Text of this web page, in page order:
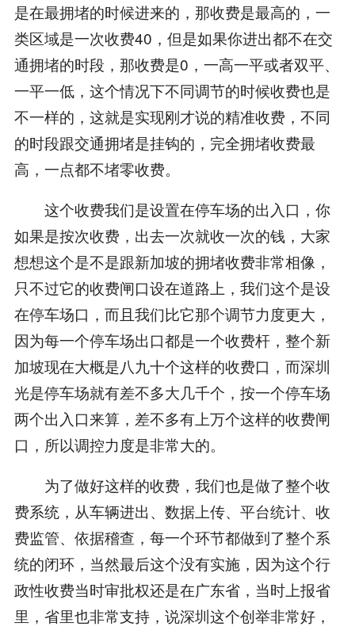
是在最拥堵的时候进来的，那收费是最高的，一
类区域是一次收费40，但是如果你进出都不在交
通拥堵的时段，那收费是0，一高一平或者双平、
一平一低，这个情况下不同调节的时候收费也是
不一样的，这就是实现刚才说的精准收费，不同
的时段跟交通拥堵是挂钩的，完全拥堵收费最
高，一点都不堵零收费。
这个收费我们是设置在停车场的出入口，你
如果是按次收费，出去一次就收一次的钱，大家
想想这个是不是跟新加坡的拥堵收费非常相像，
只不过它的收费闸口设在道路上，我们这个是设
在停车场口，而且我们比它那个调节力度更大，
因为每一个停车场出口都是一个收费杆，整个新
加坡现在大概是八九十个这样的收费口，而深圳
光是停车场就有差不多大几千个，按一个停车场
两个出入口来算，差不多有上万个这样的收费闸
口，所以调控力度是非常大的。
为了做好这样的收费，我们也是做了整个收
费系统，从车辆进出、数据上传、平台统计、收
费监管、依据稽查，每一个环节都做到了整个系
统的闭环，当然最后这个没有实施，因为这个行
政性收费当时审批权还是在广东省，当时上报省
里，省里也非常支持，说深圳这个创举非常好，